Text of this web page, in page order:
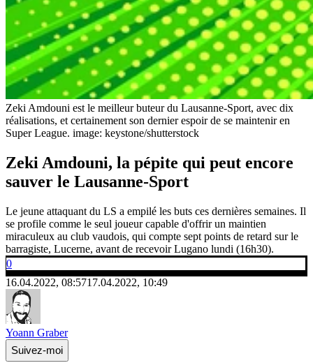
Zeki Amdouni est le meilleur buteur du Lausanne-Sport, avec dix
réalisations, et certainement son dernier espoir de se maintenir en
Super League. image: keystone/shutterstock
Zeki Amdouni, la pépite qui peut encore
sauver le Lausanne-Sport
Le jeune attaquant du LS a empilé les buts ces dernières semaines. Il
se profile comme le seul joueur capable d'offrir un maintien
miraculeux au club vaudois, qui compte sept points de retard sur le
barragiste, Lucerne, avant de recevoir Lugano lundi (16h30).
0
16.04.2022, 08:5717.04.2022, 10:49
Yoann Graber
Suivez-moi